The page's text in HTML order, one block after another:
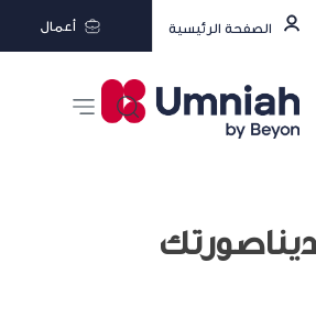
الصفحة الرئيسية أعمال
ديناصورتك